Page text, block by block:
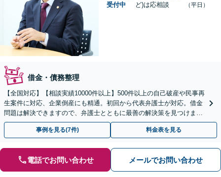
受付中
ど)は応相談
（平日）
借金・債務整理
【全国対応】【相談実績10000件以上】500件以上の自己破産や民事再
生案件に対応、企業倒産にも精通。初回から代表弁護士が対応。借金
問題は解決できますので、弁護士とともに最善の解決策を見つけまし
ょう【初回相談無料】【法テラス利用可】
事例を見る(7件) 料金表を見る
電話でお問い合わせ メールでお問い合わせ